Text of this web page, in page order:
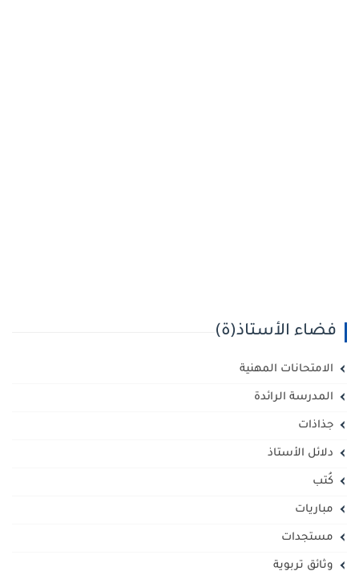
فضاء الأستاذ(ة)
الامتحانات المهنية
المدرسة الرائدة
جذاذات
دلائل الأستاذ
كُتب
مباريات
مستجدات
وثائق تربوية